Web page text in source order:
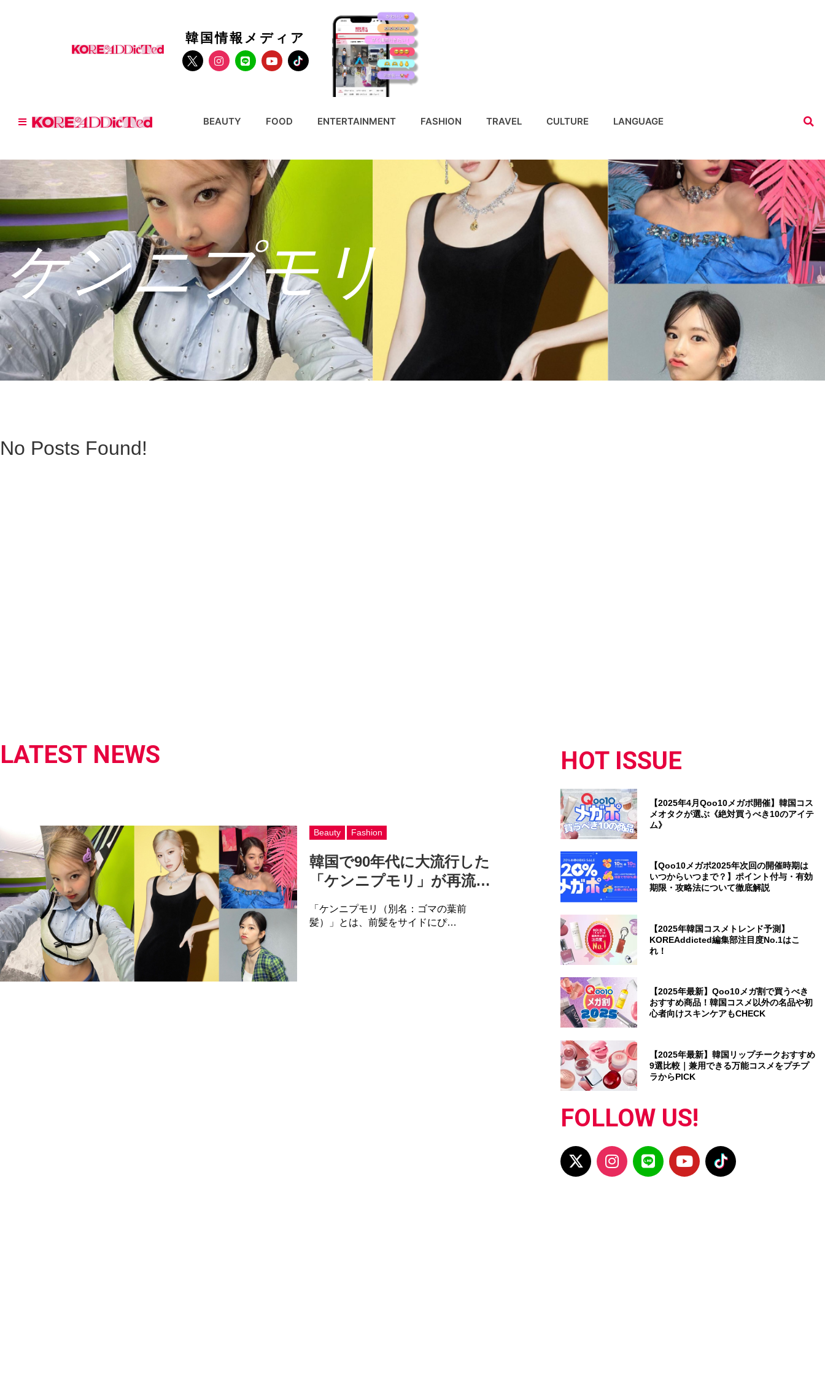
韓国情報メディア
BEAUTY FOOD ENTERTAINMENT FASHION TRAVEL CULTURE LANGUAGE
ケンニプモリ
No Posts Found!
LATEST NEWS
Beauty Fashion
韓国で90年代に大流行した
「ケンニプモリ」が再流…
「ケンニプモリ（別名：ゴマの葉前
髪）」とは、前髪をサイドにぴ…
HOT ISSUE
【2025年4月Qoo10メガポ開催】韓国コス
メオタクが選ぶ《絶対買うべき10のアイテ
ム》
【Qoo10メガポ2025年次回の開催時期は
いつからいつまで？】ポイント付与・有効
期限・攻略法について徹底解説
【2025年韓国コスメトレンド予測】
KOREAddicted編集部注目度No.1はこ
れ！
【2025年最新】Qoo10メガ割で買うべき
おすすめ商品！韓国コスメ以外の名品や初
心者向けスキンケアもCHECK
【2025年最新】韓国リップチークおすすめ
9選比較｜兼用できる万能コスメをプチプ
ラからPICK
FOLLOW US!